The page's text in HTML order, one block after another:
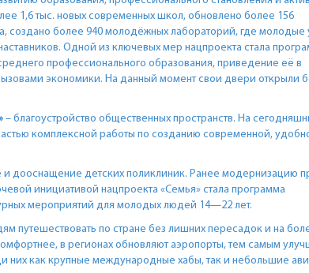
1,6 тыс. новых современных школ, обновлено более 156
создано более 940 молодёжных лабораторий, где молодые
Одной из ключевых мер нацпроекта стала
профессионального образования, приведение её в
экономики. На данный момент свои двери открыли
– благоустройство общественных пространств. На
комплексной работы по созданию современной,
дооснащение детских поликлиник. Ранее модернизацию
инициативой нацпроекта «Семья» стала программа
мероприятий для молодых людей 14—22 лет.
путешествовать по стране без лишних пересадок и на
в регионах обновляют аэропорты, тем самым
как крупные международные хабы, так и небольшие